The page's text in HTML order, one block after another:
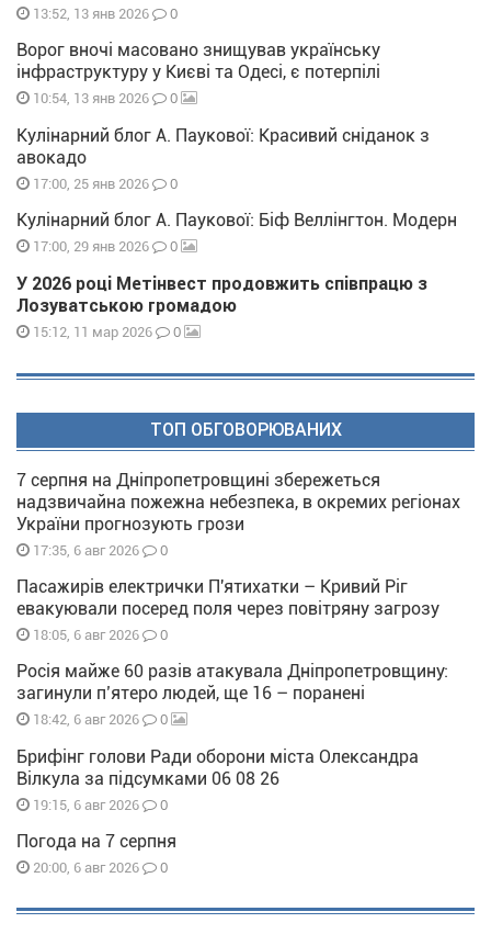
13:52, 13 янв 2026 0
Ворог вночі масовано знищував українську
інфраструктуру у Києві та Одесі, є потерпілі
10:54, 13 янв 2026 0
Кулінарний блог А. Паукової: Красивий сніданок з
авокадо
17:00, 25 янв 2026 0
Кулінарний блог А. Паукової: Біф Веллінгтон. Модерн
17:00, 29 янв 2026 0
У 2026 році Метінвест продовжить співпрацю з
Лозуватською громадою
15:12, 11 мар 2026 0
ТОП ОБГОВОРЮВАНИХ
7 серпня на Дніпропетровщині збережеться
надзвичайна пожежна небезпека, в окремих регіонах
України прогнозують грози
17:35, 6 авг 2026 0
Пасажирів електрички П'ятихатки – Кривий Ріг
евакуювали посеред поля через повітряну загрозу
18:05, 6 авг 2026 0
Росія майже 60 разів атакувала Дніпропетровщину:
загинули п’ятеро людей, ще 16 – поранені
18:42, 6 авг 2026 0
Брифінг голови Ради оборони міста Олександра
Вілкула за підсумками 06 08 26
19:15, 6 авг 2026 0
Погода на 7 серпня
20:00, 6 авг 2026 0